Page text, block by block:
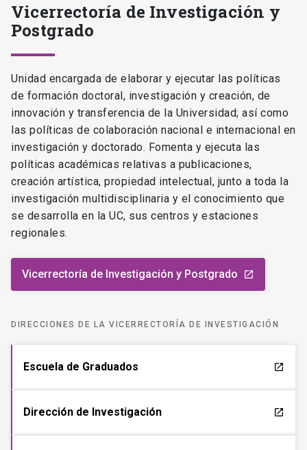
Vicerrectoría de Investigación y
Postgrado
Unidad encargada de elaborar y ejecutar las políticas
de formación doctoral, investigación y creación, de
innovación y transferencia de la Universidad; así como
las políticas de colaboración nacional e internacional en
investigación y doctorado. Fomenta y ejecuta las
políticas académicas relativas a publicaciones,
creación artística, propiedad intelectual, junto a toda la
investigación multidisciplinaria y el conocimiento que
se desarrolla en la UC, sus centros y estaciones
regionales.
Vicerrectoría de Investigación y Postgrado launch
DIRECCIONES DE LA VICERRECTORÍA DE INVESTIGACIÓN
Escuela de Graduados launch
Dirección de Investigación launch